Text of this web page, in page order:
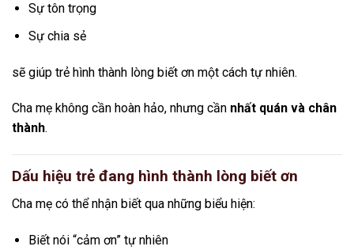
Sự tôn trọng
Sự chia sẻ
sẽ giúp trẻ hình thành lòng biết ơn một cách tự nhiên.
Cha mẹ không cần hoàn hảo, nhưng cần nhất quán và chân
thành.
Dấu hiệu trẻ đang hình thành lòng biết ơn
Cha mẹ có thể nhận biết qua những biểu hiện:
Biết nói “cảm ơn” tự nhiên